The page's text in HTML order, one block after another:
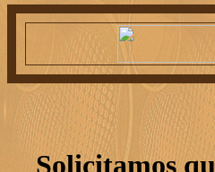
Solicitamos